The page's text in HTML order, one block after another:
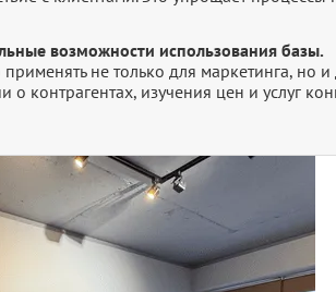
возможности использования базы.
не только для маркетинга, но
о контрагентах, изучения цен и услуг